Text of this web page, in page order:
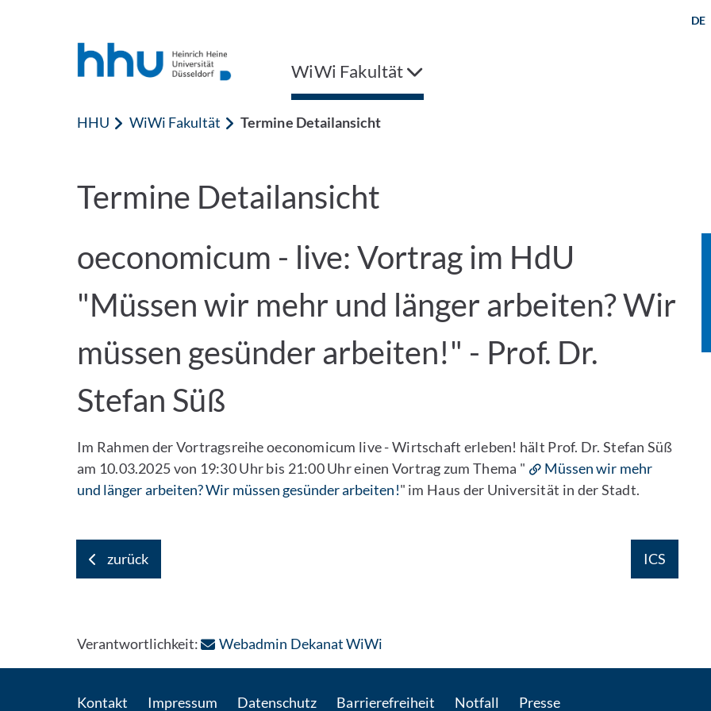
DE
WiWi Fakultät
HHU WiWi Fakultät Termine Detailansicht
Termine Detailansicht
oeconomicum - live: Vortrag im HdU
"Müssen wir mehr und länger arbeiten? Wir
müssen gesünder arbeiten!" - Prof. Dr.
Stefan Süß
Im Rahmen der Vortragsreihe oeconomicum live - Wirtschaft erleben! hält Prof. Dr. Stefan Süß
am 10.03.2025 von 19:30 Uhr bis 21:00 Uhr einen Vortrag zum Thema "
Müssen wir mehr
und länger arbeiten? Wir müssen gesünder arbeiten!" im Haus der Universität in der Stadt.
zurück ICS
Verantwortlichkeit: Webadmin Dekanat WiWi: Per E-Mail kontaktieren
Kontakt Impressum Datenschutz Barrierefreiheit Notfall Presse